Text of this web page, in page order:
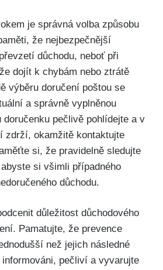
je správná volba způsobu
že nejbezpečnější
důchodu, neboť při
dojít k chybám nebo ztrátě
výběru doručení poštou se
a správně vyplněnou
doručenku pečlivě pohlídejte a v
zdrží, okamžitě kontaktujte
si, že pravidelně sledujte
si všimli případného
důchodu.
důležitost důchodového
Pamatujte, že prevence
než jejich následné
pečliví a vyvarujte